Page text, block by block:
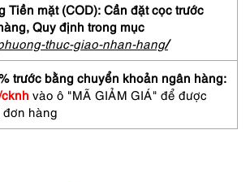
Tiền mặt (COD): Cần đặt cọc trước
Quy định trong mục
thuc-giao-nhan-hang/
trước bằng chuyển khoản ngân hàng:
vào ô "MÃ GIẢM GIÁ" để được
hàng